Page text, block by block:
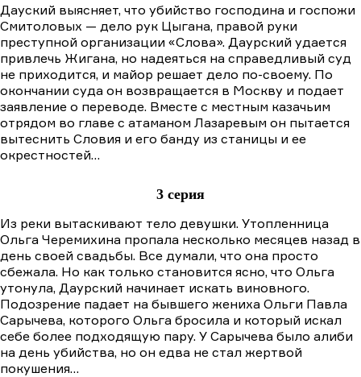
Дауский выясняет, что убийство господина и госпожи
Смитоловых — дело рук Цыгана, правой руки
преступной организации «Слова». Даурский удается
привлечь Жигана, но надеяться на справедливый суд
не приходится, и майор решает дело по-своему. По
окончании суда он возвращается в Москву и подает
заявление о переводе. Вместе с местным казачьим
отрядом во главе с атаманом Лазаревым он пытается
вытеснить Словия и его банду из станицы и ее
окрестностей…
3 серия
Из реки вытаскивают тело девушки. Утопленница
Ольга Черемихина пропала несколько месяцев назад в
день своей свадьбы. Все думали, что она просто
сбежала. Но как только становится ясно, что Ольга
утонула, Даурский начинает искать виновного.
Подозрение падает на бывшего жениха Ольги Павла
Сарычева, которого Ольга бросила и который искал
себе более подходящую пару. У Сарычева было алиби
на день убийства, но он едва не стал жертвой
покушения…